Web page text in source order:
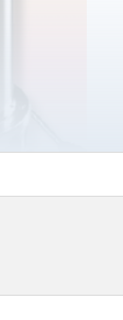
làm giảm